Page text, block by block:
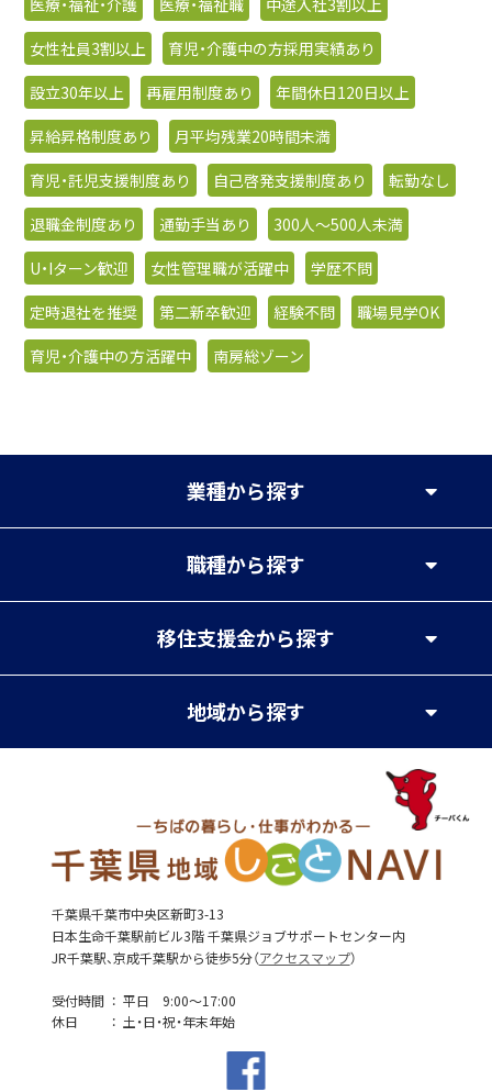
女性社員3割以上
育児・介護中の方採用実績あり
設立30年以上
再雇用制度あり
年間休日120日以上
昇給昇格制度あり
月平均残業20時間未満
育児・託児支援制度あり
自己啓発支援制度あり
転勤なし
退職金制度あり
通勤手当あり
300人〜500人未満
U・Iターン歓迎
女性管理職が活躍中
学歴不問
定時退社を推奨
第二新卒歓迎 経験不問
職場見学OK
育児・介護中の方活躍中
南房総ゾーン
業種から探す
職種から探す
移住支援金から探す
地域から探す
千葉県千葉市中央区新町3-13
日本生命千葉駅前ビル3階 千葉県ジョブサポートセンター内
JR千葉駅、京成千葉駅から徒歩5分（アクセスマップ）
受付時間
平日 9:00～17:00
休日
土・日・祝・年末年始